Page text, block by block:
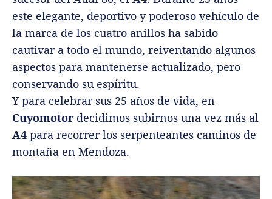
este elegante, deportivo y poderoso vehículo de
la marca de los cuatro anillos ha sabido
cautivar a todo el mundo, reiventando algunos
aspectos para mantenerse actualizado, pero
conservando su espíritu.
Y para celebrar sus 25 años de vida, en
Cuyomotor decidimos subirnos una vez más al
A4 para recorrer los serpenteantes caminos de
montaña en Mendoza.